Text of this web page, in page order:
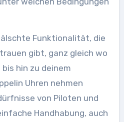
Funktionalität, die
gibt, ganz gleich wo
hin zu deinem
Uhren nehmen
von Piloten und
Handhabung, auch